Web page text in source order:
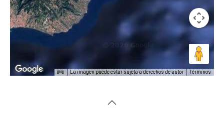
La imagen puede estar sujeta a derechos de autor Términos